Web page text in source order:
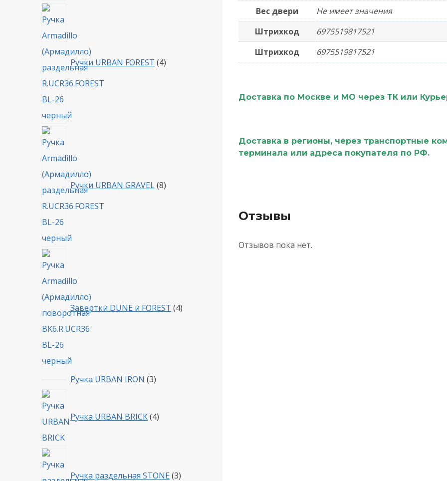
Вес двери
Не имеет значения
Штрихкод
6975519817521
Штрихкод
6975519817521
Доставка по Москве и МО через ТК или
Доставка в регионы, через транспортные
терминала или адреса покупателя по РФ.
Отзывы
Отзывов пока нет.
Ручки URBAN FOREST 4
Ручки URBAN GRAVEL 8
Завертки DUNE и FOREST 4
Ручка URBAN IRON 33
Ручка URBAN BRICK 4товара
Ручка раздельная STONE 3товара